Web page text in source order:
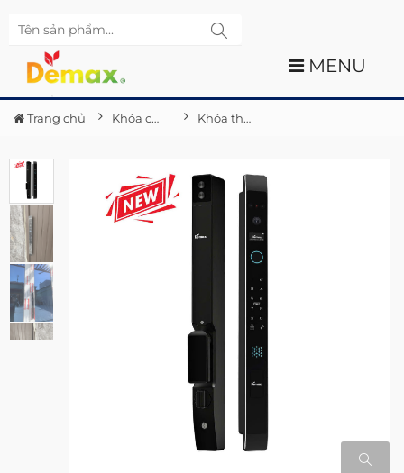
MENU
Trang chủ Khóa cửa điện tử Demax Khóa thông minh nhận diện khuôn mặt Demax EL908 BL CNC